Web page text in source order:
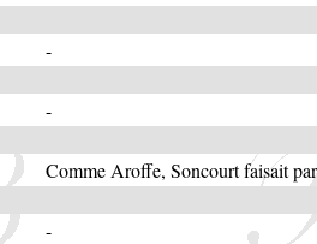
-
-
Comme Aroffe, Soncourt faisait
-